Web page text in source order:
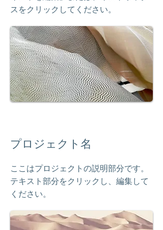
スをクリックしてください。
プロジェクト名
ここはプロジェクトの説明部分です。
テキスト部分をクリックし、編集して
ください。